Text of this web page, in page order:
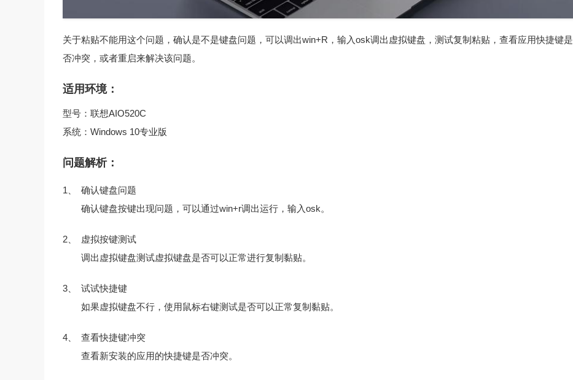
关于粘贴不能用这个问题，确认是不是键盘问题，可以调出win+R，输入osk调出虚拟键盘，测试复制粘贴，查看应用快捷键是
否冲突，或者重启来解决该问题。
适用环境：
型号：联想AIO520C
系统：Windows 10专业版
问题解析：
1、
确认键盘问题
确认键盘按键出现问题，可以通过win+r调出运行，输入osk。
2、
虚拟按键测试
调出虚拟键盘测试虚拟键盘是否可以正常进行复制黏贴。
3、
试试快捷键
如果虚拟键盘不行，使用鼠标右键测试是否可以正常复制黏贴。
4、
查看快捷键冲突
查看新安装的应用的快捷键是否冲突。